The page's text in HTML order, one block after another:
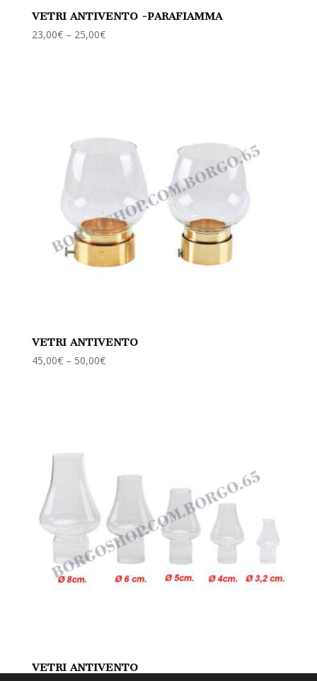
VETRI ANTIVENTO -PARAFIAMMA
23,00€– 25,00€
VETRI ANTIVENTO
45,00€– 50,00€
VETRI ANTIVENTO